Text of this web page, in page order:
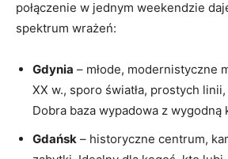
połączenie w jednym weekendzie
spektrum wrażeń:
Gdynia – młode, modernistyczne
XX w., sporo światła, prostych
Dobra baza wypadowa z wygodną
Gdańsk – historyczne centrum,